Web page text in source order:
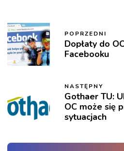
POPRZEDNI
Dopłaty do
Facebooku
NASTĘPNY
Gothaer TU:
OC może się
sytuacjach